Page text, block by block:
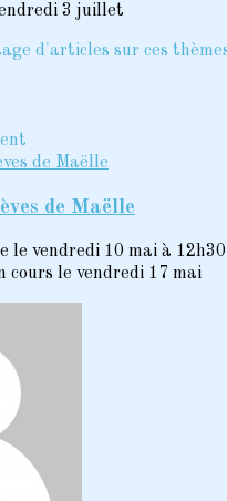
3 juillet
d'articles sur ces
de Maëlle
le vendredi 10 mai à
cours le vendredi 17 mai